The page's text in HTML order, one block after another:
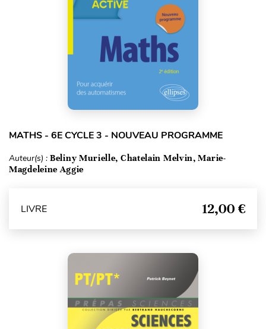
MATHS - 6E CYCLE 3 - NOUVEAU PROGRAMME
Auteur(s) : Beliny Murielle, Chatelain Melvin, Marie-
Magdeleine Aggie
LIVRE 12,00 €